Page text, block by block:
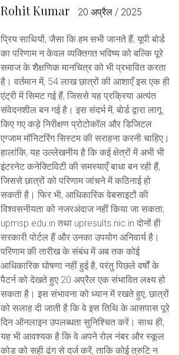
Rohit Kumar 20 अप्रैल / 2025
प्रिय साथियों, जैसा कि हम सभी जानते हैं, यूपी बोर्ड
का परिणाम न केवल व्यक्तिगत भविष्य को बल्कि पूरे
समाज के शैक्षणिक मानचित्र को भी प्रभावित करता
है। वर्तमान में, 54 लाख छात्रों की आशाएँ इस एक ही
एंट्री में सिमट गई हैं, जिससे यह प्रक्रिया अत्यंत
संवेदनशील बन गई है। इस संदर्भ में, बोर्ड द्वारा लागू
किए गए कड़े निरीक्षण प्रोटोकॉल और डिजिटल
एग्जाम मॉनिटरिंग सिस्टम की सराहना करनी चाहिए।
हालांकि, यह उल्लेखनीय है कि कई क्षेत्रों में अभी भी
इंटरनेट कनेक्टिविटी की समस्याएँ बाधा बन रही हैं,
जिससे छात्रों को परिणाम जांचने में कठिनाई हो
सकती है। फिर भी, आधिकारिक वेबसाइटों की
विश्वसनीयता को नजरअंदाज नहीं किया जा सकता;
upmsp.edu.in तथा upresults.nic.in दोनों ही
सरकारी पोर्टल हैं और उनका उपयोग अनिवार्य है।
परिणाम की तारीख के संबंध में अब तक कोई
आधिकारिक घोषणा नहीं हुई है, परंतु पिछले वर्षों के
पैटर्न को देखते हुए 20 अप्रैल एक संभावित लक्ष्य हो
सकता है। इस संभावना को ध्यान में रखते हुए, छात्रों
को सलाह दी जाती है कि वे इस तिथि के आसपास पूरे
दिन ऑनलाइन उपलब्धता सुनिश्चित करें। साथ ही,
यह भी आवश्यक है कि वे अपने रोल नंबर और स्कूल
कोड को सही ढंग से दर्ज करें, ताकि कोई त्रुटि न